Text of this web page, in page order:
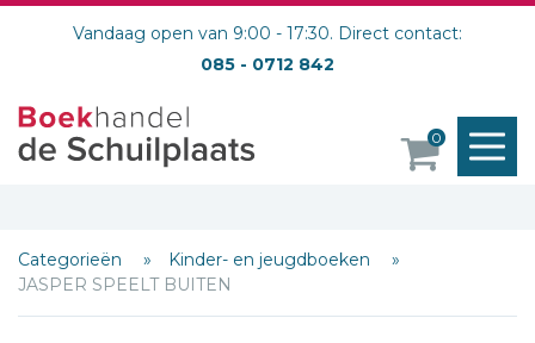
Vandaag open van 9:00 - 17:30. Direct contact:
085 - 0712 842
0
Categorieën
Kinder- en jeugdboeken
JASPER SPEELT BUITEN